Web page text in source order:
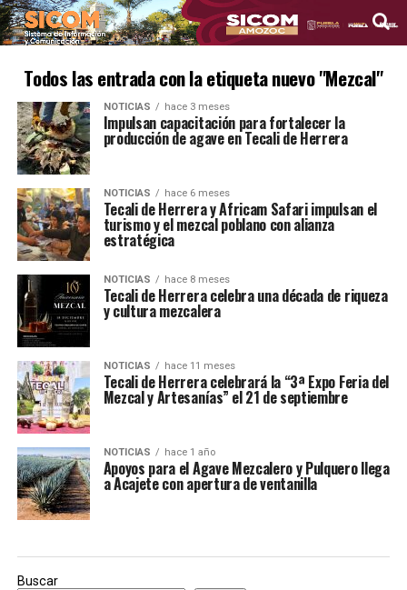
Todos las entrada con la etiqueta nuevo "Mezcal"
NOTICIAS hace 3 meses
Impulsan capacitación para fortalecer la
producción de agave en Tecali de Herrera
NOTICIAS hace 6 meses
Tecali de Herrera y Africam Safari impulsan el
turismo y el mezcal poblano con alianza
estratégica
NOTICIAS hace 8 meses
Tecali de Herrera celebra una década de riqueza
y cultura mezcalera
NOTICIAS hace 11 meses
Tecali de Herrera celebrará la “3ª Expo Feria del
Mezcal y Artesanías” el 21 de septiembre
NOTICIAS hace 1 año
Apoyos para el Agave Mezcalero y Pulquero llega
a Acajete con apertura de ventanilla
Buscar